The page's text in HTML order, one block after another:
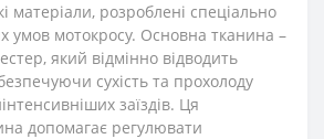
матеріали, розроблені спеціально
умов мотокросу. Основна тканина –
який відмінно відводить
сухість та прохолоду
заїздів. Ця
допомагає регулювати